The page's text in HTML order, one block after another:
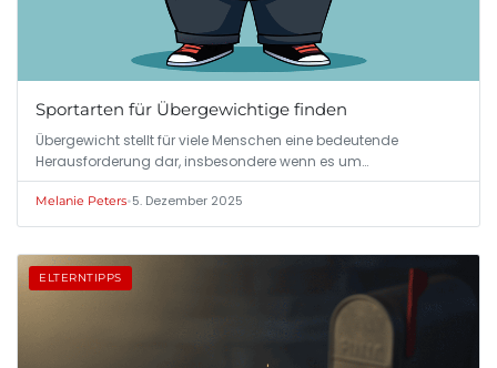
Sportarten für Übergewichtige finden
Übergewicht stellt für viele Menschen eine bedeutende
Herausforderung dar, insbesondere wenn es um…
Melanie Peters•5. Dezember 2025
ELTERNTIPPS